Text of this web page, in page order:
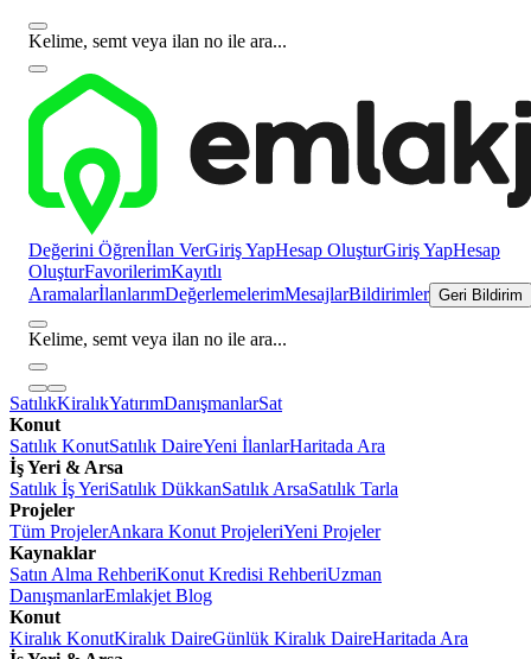
Kelime, semt veya ilan no ile ara...
Değerini Öğrenİlan VerGiriş YapHesap OluşturGiriş YapHesap
OluşturFavorilerimKayıtlı
AramalarİlanlarımDeğerlemelerimMesajlarBildirimler Geri Bildirim
Kelime, semt veya ilan no ile ara...
SatılıkKiralıkYatırımDanışmanlarSat
Konut
Satılık KonutSatılık DaireYeni İlanlarHaritada Ara
İş Yeri & Arsa
Satılık İş YeriSatılık DükkanSatılık ArsaSatılık Tarla
Projeler
Tüm ProjelerAnkara Konut ProjeleriYeni Projeler
Kaynaklar
Satın Alma RehberiKonut Kredisi RehberiUzman
DanışmanlarEmlakjet Blog
Konut
Kiralık KonutKiralık DaireGünlük Kiralık DaireHaritada Ara